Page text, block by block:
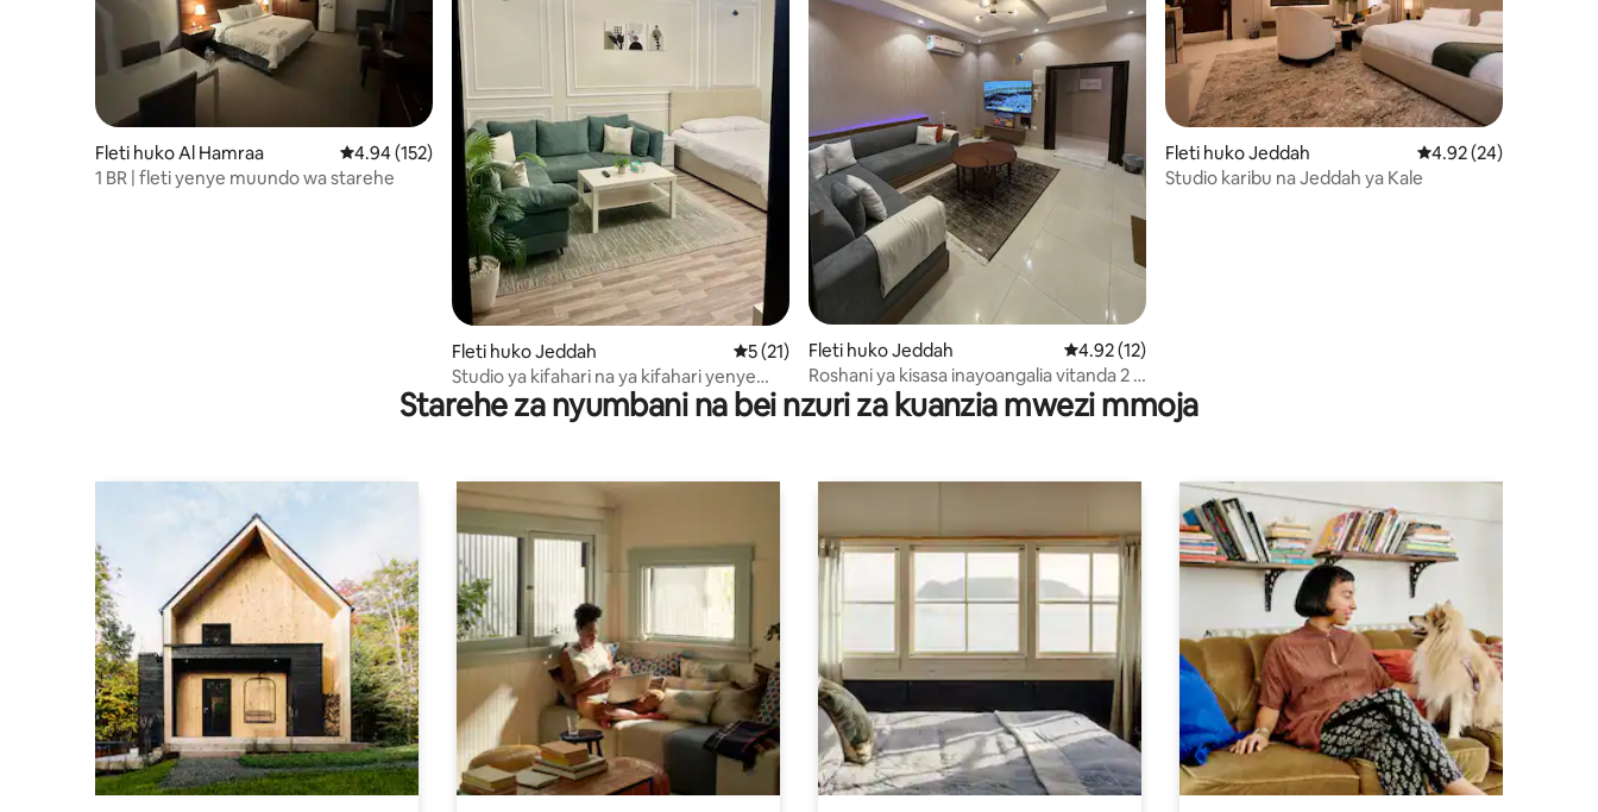
Fleti huko Al Hamraa Ukadiriaji wa wastani wa 4.94 kati ya 5, tathmini 152
4.94 (152)
1 BR | fleti yenye muundo wa starehe
Fleti huko Jeddah Ukadiriaji wa wastani wa 5 kati ya 5, tathmini 21
5 (21)
Studio ya kifahari na ya kifahari yenye
ukaguzi wa kibinafsi.
Fleti huko Jeddah Ukadiriaji wa wastani wa 4.92 kati ya 5, tathmini 12
4.92 (12)
Roshani ya kisasa inayoangalia vitanda 2 +
Mabafu 2 "Mpya"
Fleti huko Jeddah Ukadiriaji wa wastani
4.92 (24)
Studio karibu na Jeddah ya Kale
Starehe za nyumbani na bei nzuri za kuanzia mwezi mmoja